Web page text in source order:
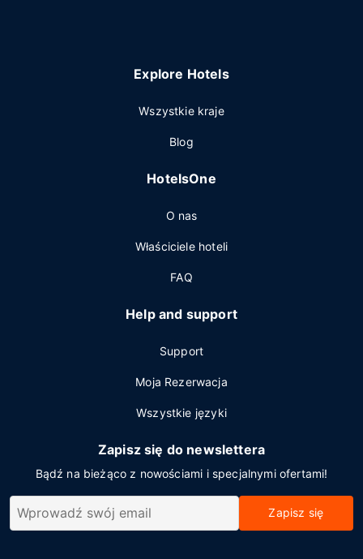
Explore Hotels
Wszystkie kraje
Blog
HotelsOne
O nas
Właściciele hoteli
FAQ
Help and support
Support
Moja Rezerwacja
Wszystkie języki
Zapisz się do newslettera
Bądź na bieżąco z nowościami i specjalnymi ofertami!
Zapisz się